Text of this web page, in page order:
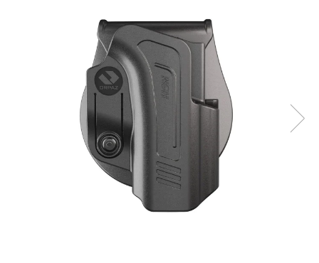
Fortele de Ordine Publica
Toc Baston Telescopic
Toc Sprey cu Piper
Accesorii ORPAZ
Compatibile cu lanternă